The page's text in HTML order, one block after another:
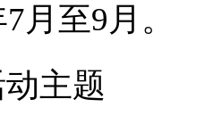
月至9月。
主题